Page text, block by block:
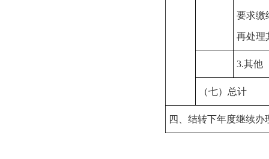
要求缴
再处理
3.其他
（七）总计
四、结转下年度继续办